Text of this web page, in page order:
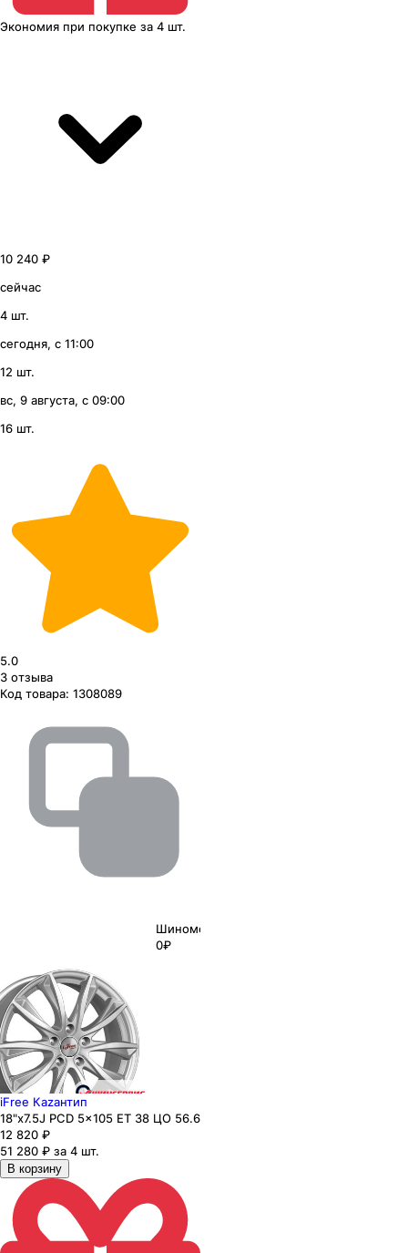
Экономия при покупке за 4 шт.
10 240 ₽
сейчас
4 шт.
сегодня, с 11:00
12 шт.
вс, 9 августа, с 09:00
16 шт.
5.0
3 отзыва
Код товара: 1308089
Шиномонтаж
0₽
iFree Каzaнтип
18"x7.5J PCD 5x105 ЕТ 38 ЦО 56.6
12 820 ₽
51 280 ₽ за 4 шт.
В корзину